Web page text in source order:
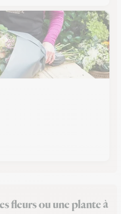
fleurs ou une plante à